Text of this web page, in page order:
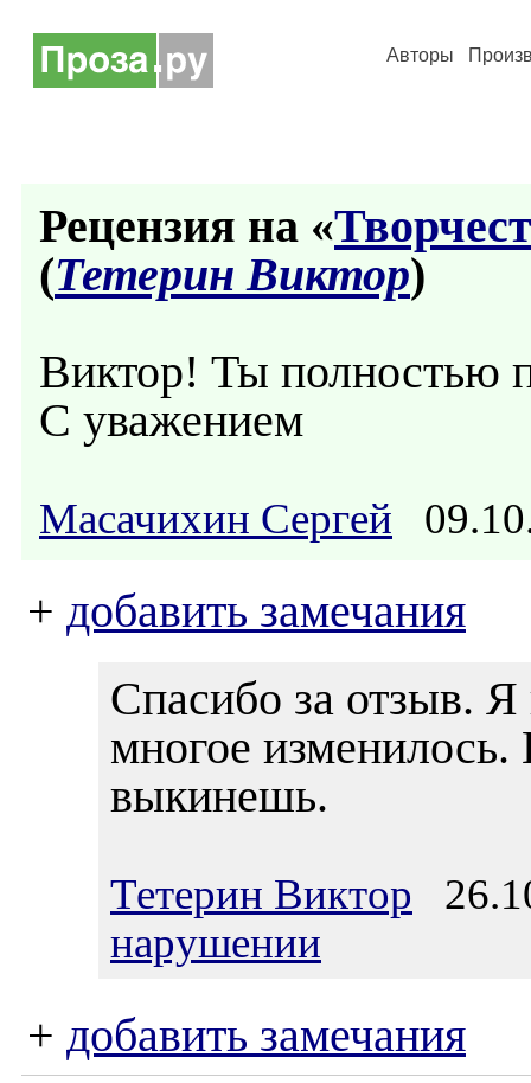
Авторы
Рецензия на «
(Тетерин Виктор)
Виктор! Ты полностью
С уважением
Масачихин Сергей
+ добавить замечания
Спасибо за отзыв. Я
многое
выкинешь.
Тетерин Виктор
нарушении
+ добавить замечания